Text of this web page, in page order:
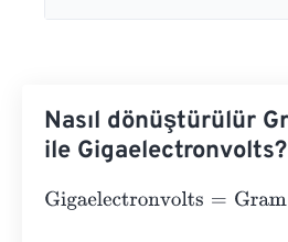
Nasıl dönüştürülür
ile Gigaelectronvolts?
Gigaelectronvolts=Gram